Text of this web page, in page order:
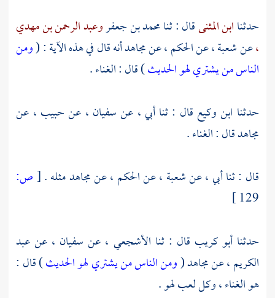
حدثناابن المثنىقال : ثنامحمد بن جعفروعبد الرحمن بن مهدي
،عنشعبة ،عنالحكم ،عنمجاهدأنه قال في هذه الآية : (ومن
الناس من يشتري لهو الحديث) قال : الغناء .
حدثنا ابن وكيع قال : ثنا أبي ، عنسفيان ، عنحبيب ، عن
مجاهدقال : الغناء .
قال : ثنا أبي ، عنشعبة ،عنالحكم ،عنمجاهدمثله .[ص:
129 ]
حدثناأبو كريب قال : ثنا الأشجعي ، عن سفيان ، عنعبد
الكريم ،عنمجاهد(ومن الناس من يشتري لهو الحديث) قال :
هو الغناء ، وكل لعب لهو .